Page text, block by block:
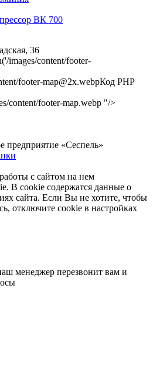
ВК 700
36
footer-map@2x.webpКод PHP
content/footer-map.webp "/>
предприятие «Сеспель»
с сайтом на нем
В cookie содержатся данные о
сайта. Если Вы не хотите, чтобы
отключите cookie в настройках
менеджер перезвонит вам и